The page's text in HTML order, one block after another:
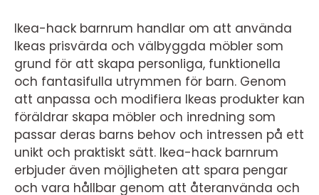
Ikea-hack barnrum handlar om att använda
Ikeas prisvärda och välbyggda möbler som
grund för att skapa personliga, funktionella
och fantasifulla utrymmen för barn. Genom
att anpassa och modifiera Ikeas produkter kan
föräldrar skapa möbler och inredning som
passar deras barns behov och intressen på ett
unikt och praktiskt sätt. Ikea-hack barnrum
erbjuder även möjligheten att spara pengar
och vara hållbar genom att återanvända och